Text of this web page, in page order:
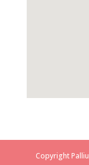
Copyright